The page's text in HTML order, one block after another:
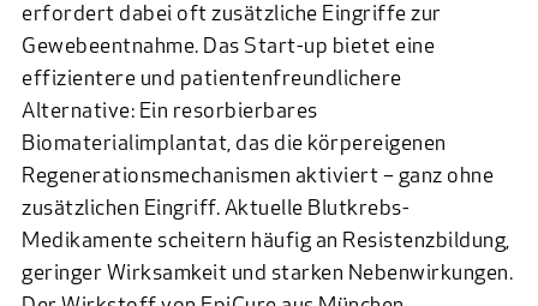
erfordert dabei oft zusätzliche Eingriffe zur
Gewebeentnahme. Das Start-up bietet eine
effizientere und patientenfreundlichere
Alternative: Ein resorbierbares
Biomaterialimplantat, das die körpereigenen
Regenerationsmechanismen aktiviert – ganz ohne
zusätzlichen Eingriff. Aktuelle Blutkrebs-
Medikamente scheitern häufig an Resistenzbildung,
geringer Wirksamkeit und starken Nebenwirkungen.